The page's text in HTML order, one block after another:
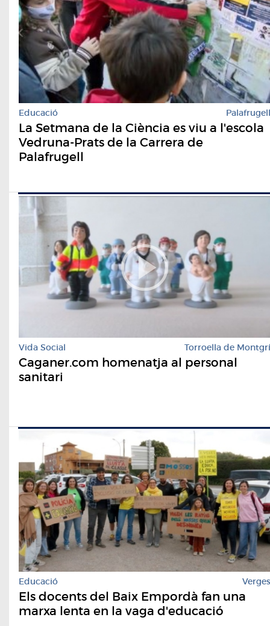
Educació Palafrugell
La Setmana de la Ciència es viu a l'escola
Vedruna-Prats de la Carrera de
Palafrugell
Vida Social Torroella de Montgrí
Caganer.com homenatja al personal
sanitari
Educació Verges
Els docents del Baix Empordà fan una
marxa lenta en la vaga d'educació